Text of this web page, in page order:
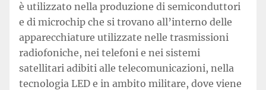
è utilizzato nella produzione di semiconduttori
e di microchip che si trovano all’interno delle
apparecchiature utilizzate nelle trasmissioni
radiofoniche, nei telefoni e nei sistemi
satellitari adibiti alle telecomunicazioni, nella
tecnologia LED e in ambito militare, dove viene